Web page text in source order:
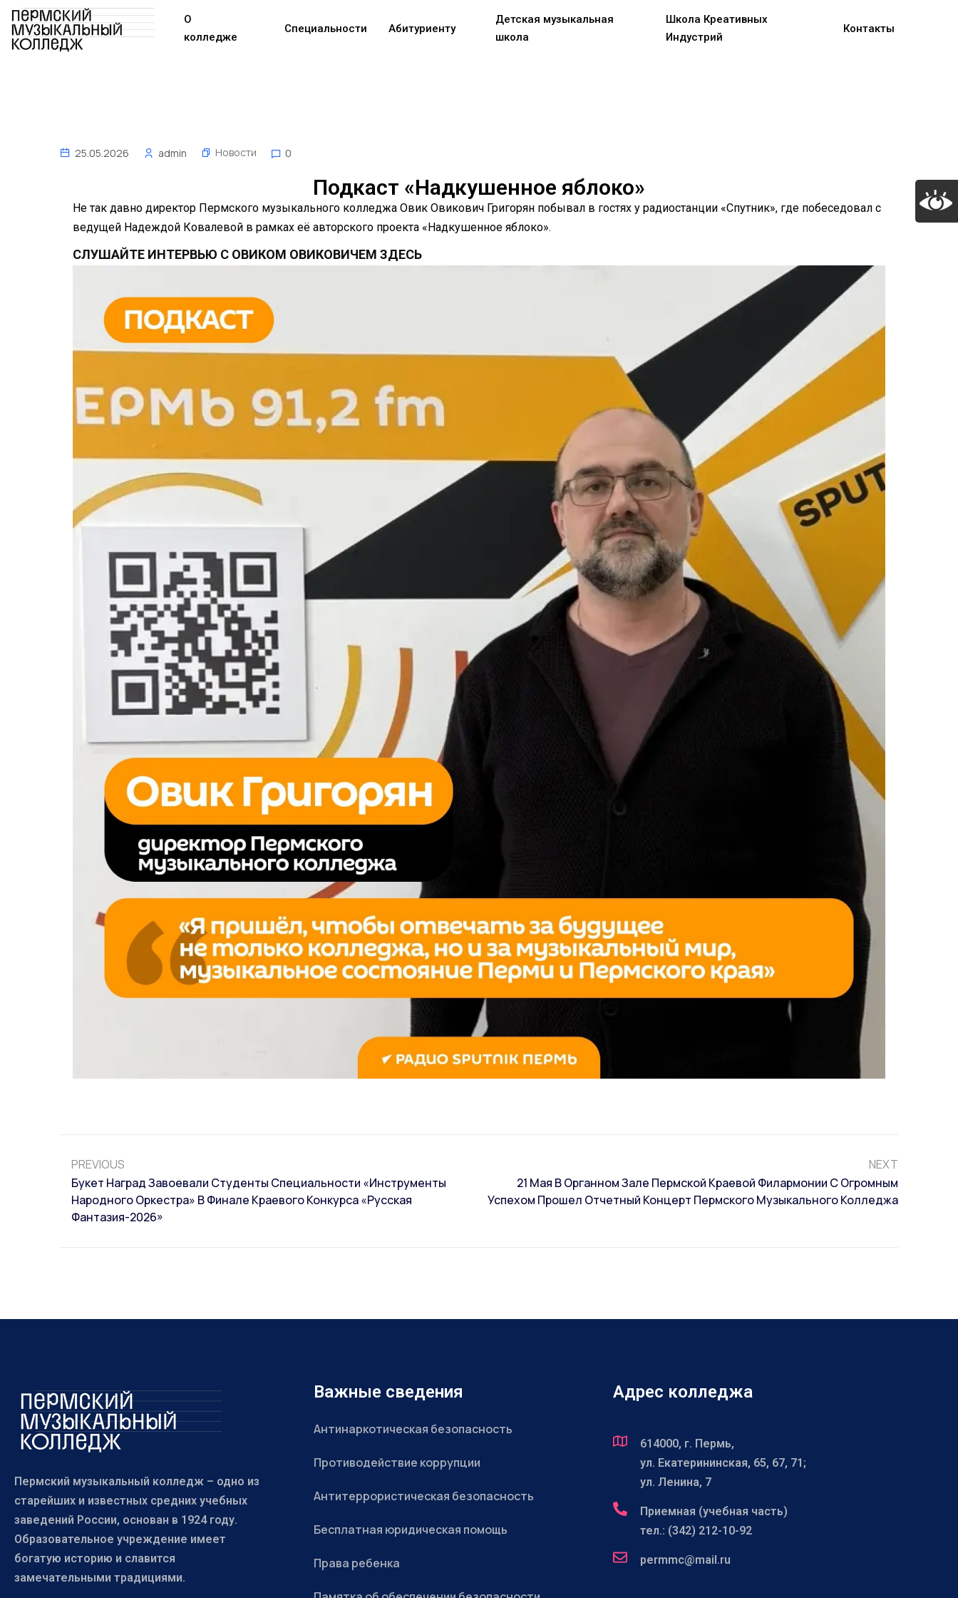
О
колледже
Специальности Абитуриенту
Детская музыкальная
школа
Школа Креативных
Индустрий
Контакты
25.05.2026 admin Новости 0
Подкаст «Надкушенное яблоко»
Не так давно директор Пермского музыкального колледжа Овик Овикович Григорян побывал в гостях у радиостанции «Спутник», где побеседовал с
ведущей Надеждой Ковалевой в рамках её авторского проекта «Надкушенное яблоко».
СЛУШАЙТЕ ИНТЕРВЬЮ С ОВИКОМ ОВИКОВИЧЕМ ЗДЕСЬ
PREVIOUS
Букет Наград Завоевали Студенты Специальности «Инструменты
Народного Оркестра» В Финале Краевого Конкурса «Русская
Фантазия-2026»
NEXT
21 Мая В Органном Зале Пермской Краевой Филармонии С Огромным
Успехом Прошел Отчетный Концерт Пермского Музыкального Колледжа
Пермский музыкальный колледж – одно из
старейших и известных средних учебных
заведений России, основан в 1924 году.
Образовательное учреждение имеет
богатую историю и славится
замечательными традициями.
Важные сведения
Антинаркотическая безопасность
Противодействие коррупции
Антитеррористическая безопасность
Бесплатная юридическая помощь
Права ребенка
Адрес колледжа
614000, г. Пермь,
ул. Екатерининская, 65, 67, 71;
ул. Ленина, 7
Приемная (учебная часть)
тел.: (342) 212-10-92
permmc@mail.ru